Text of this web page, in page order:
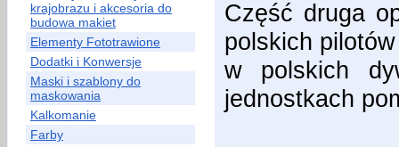
krajobrazu i akcesoria do
budowa makiet
Elementy Fototrawione
Dodatki i Konwersje
Maski i szablony do
maskowania
Kalkomanie
Farby
Część druga
polskich
w polskich
jednostkach